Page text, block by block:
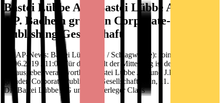
Bastei Lübbe AG: Bastei Lübbe AG und
J.P. Bachem gründen Corporate-
Publishing-Gesellschaft
DGAP-News: Bastei Lübbe AG / Schlagwort(e): Joint Venture
11.06.2019 / 11:00 Für den Inhalt der Mitteilung ist der Emittent /
Herausgeber verantwortlich. Bastei Lübbe AG und J.P. Bachem
gründen Corporate-Publishing-Gesellschaft Köln, 11. Juni 2019.
Die Bastei Lübbe AG und der Verleger Claus